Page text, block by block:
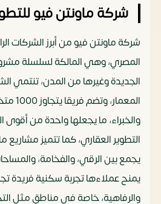
شركة ماونتن فيو
شركة ماونتن فيو من أبرز الشركات
المصري، وهي المالكة لسلسلة
الجديدة وغيرها من المدن، تنتمي
والخبراء، ما يجعلها واحدة من
التطوير العقاري، كما تتميز
يجمع بين الرقي، والفخامة،
يمنح عملاءها تجربة سكنية فريدة
والرفاهية، خاصة في مناطق مثل التجمع